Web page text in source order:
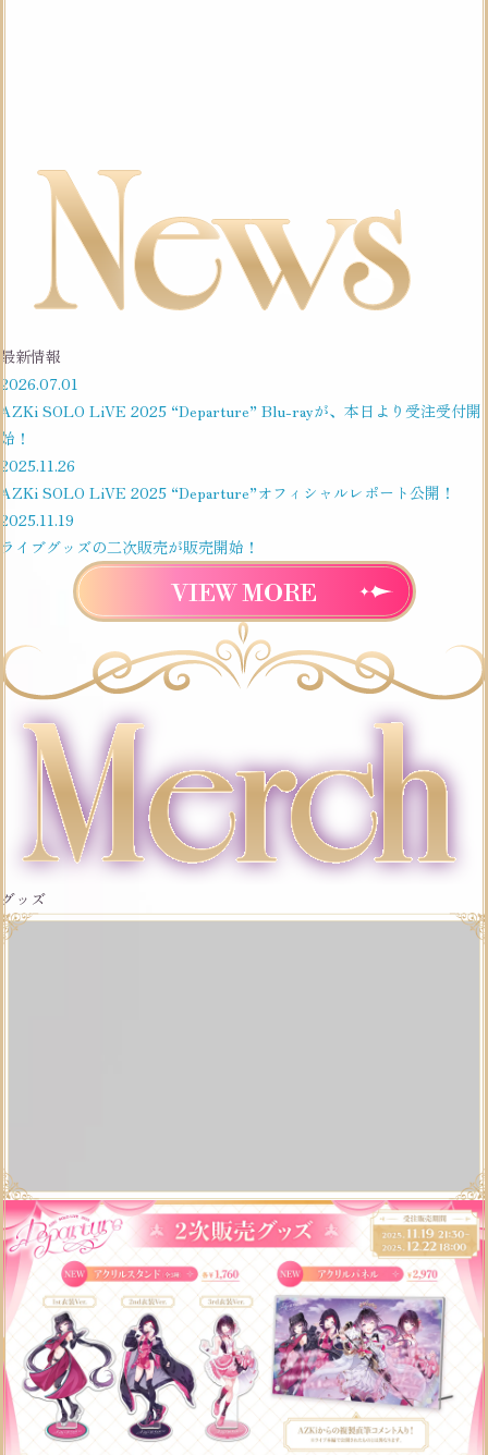
最新情報
2026.07.01
AZKi SOLO LiVE 2025 “Departure” Blu-rayが、本日より受注受付開
始！
2025.11.26
AZKi SOLO LiVE 2025 “Departure”オフィシャルレポート公開！
2025.11.19
ライブグッズの二次販売が販売開始！
VIEW MORE
グッズ